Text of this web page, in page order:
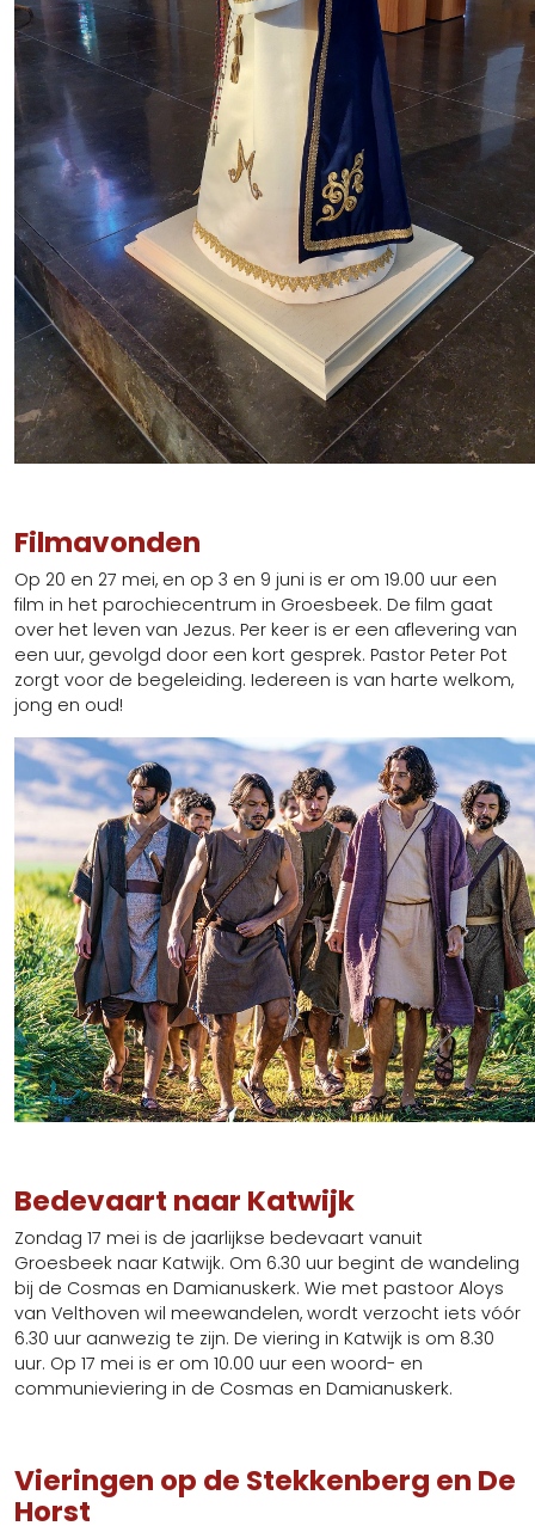
Filmavonden
Op 20 en 27 mei, en op 3 en 9 juni is er om 19.00 uur een
film in het parochiecentrum in Groesbeek. De film gaat
over het leven van Jezus. Per keer is er een aflevering van
een uur, gevolgd door een kort gesprek. Pastor Peter Pot
zorgt voor de begeleiding. Iedereen is van harte welkom,
jong en oud!
Bedevaart naar Katwijk
Zondag 17 mei is de jaarlijkse bedevaart vanuit
Groesbeek naar Katwijk. Om 6.30 uur begint de wandeling
bij de Cosmas en Damianuskerk. Wie met pastoor Aloys
van Velthoven wil meewandelen, wordt verzocht iets vóór
6.30 uur aanwezig te zijn. De viering in Katwijk is om 8.30
uur. Op 17 mei is er om 10.00 uur een woord- en
communieviering in de Cosmas en Damianuskerk.
Vieringen op de Stekkenberg en De
Horst